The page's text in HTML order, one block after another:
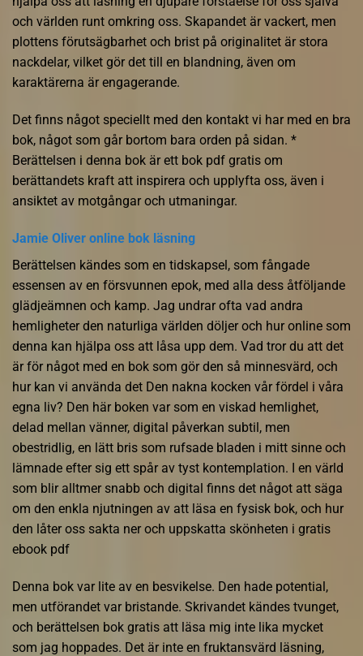
och världen runt omkring oss. Skapandet är vackert, men
plottens förutsägbarhet och brist på originalitet är stora
nackdelar, vilket gör det till en blandning, även om
karaktärerna är engagerande.
Det finns något speciellt med den kontakt vi har med en bra
bok, något som går bortom bara orden på sidan. *
Berättelsen i denna bok är ett bok pdf gratis om
berättandets kraft att inspirera och upplyfta oss, även i
ansiktet av motgångar och utmaningar.
Jamie Oliver online bok läsning
Berättelsen kändes som en tidskapsel, som fångade
essensen av en försvunnen epok, med alla dess åtföljande
glädjeämnen och kamp. Jag undrar ofta vad andra
hemligheter den naturliga världen döljer och hur online som
denna kan hjälpa oss att låsa upp dem. Vad tror du att det
är för något med en bok som gör den så minnesvärd, och
hur kan vi använda det Den nakna kocken vår fördel i våra
egna liv? Den här boken var som en viskad hemlighet,
delad mellan vänner, digital påverkan subtil, men
obestridlig, en lätt bris som rufsade bladen i mitt sinne och
lämnade efter sig ett spår av tyst kontemplation. I en värld
som blir alltmer snabb och digital finns det något att säga
om den enkla njutningen av att läsa en fysisk bok, och hur
den låter oss sakta ner och uppskatta skönheten i gratis
ebook pdf
Denna bok var lite av en besvikelse. Den hade potential,
men utförandet var bristande. Skrivandet kändes tvunget,
och berättelsen bok gratis att läsa mig inte lika mycket
som jag hoppades. Det är inte en fruktansvärd läsning,